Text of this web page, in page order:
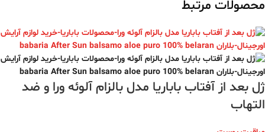
محصولات مرتبط
ژل بعد از آفتاب باباریا مدل بالزام آلوئه ورا و ضد
التهاب